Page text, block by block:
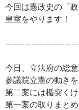
今回は憲政史の「
皇室をやります！
今日、立法府の総意
参議院立憲の動きを
第二案には楯突くけ
第一案の取りまと